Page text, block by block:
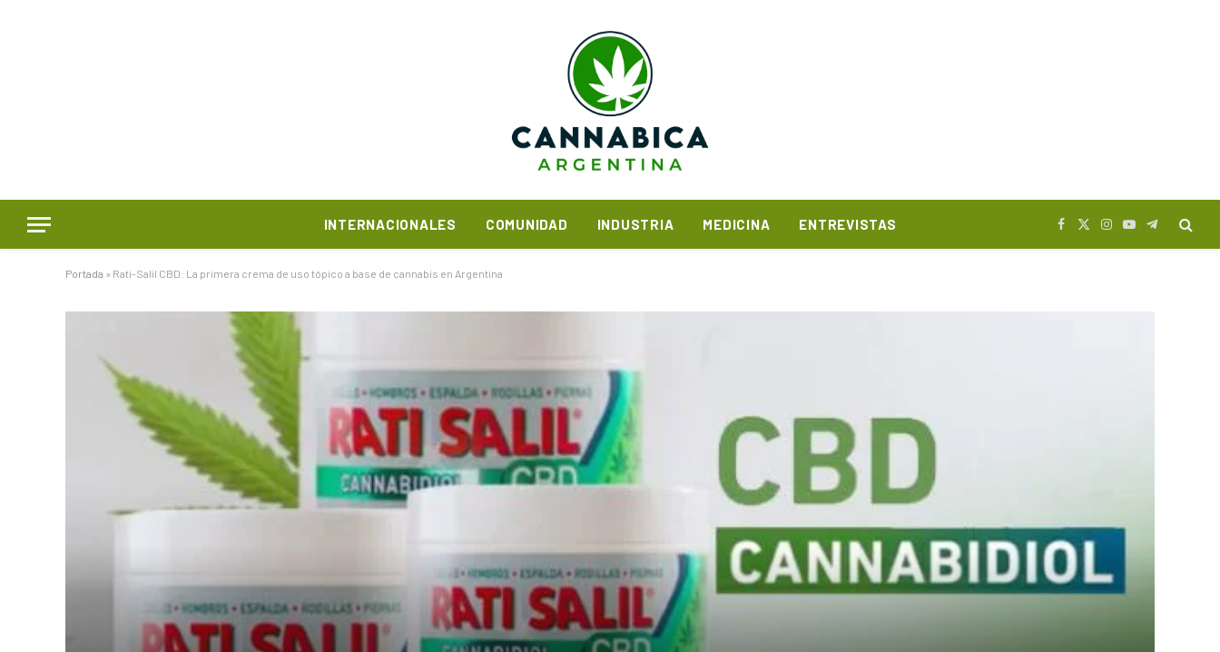
INTERNACIONALES COMUNIDAD INDUSTRIA MEDICINA ENTREVISTAS Facebook
X
(Twitter)
Instagram
YouTubeTelegram
Portada » Rati-Salil CBD: La primera crema de uso tópico a base de cannabis en Argentina